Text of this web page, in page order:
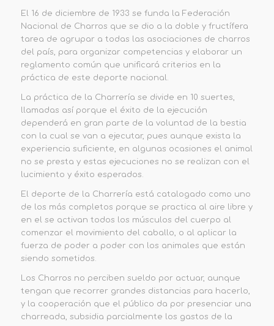
El 16 de diciembre de 1933 se funda la Federación
Nacional de Charros que se dio a la doble y fructífera
tarea de agrupar a todas las asociaciones de charros
del país, para organizar competencias y elaborar un
reglamento común que unificará criterios en la
práctica de este deporte nacional.
La práctica de la Charrería se divide en 10 suertes,
llamadas así porque el éxito de la ejecución
dependerá en gran parte de la voluntad de la bestia
con la cual se van a ejecutar, pues aunque exista la
experiencia suficiente, en algunas ocasiones el animal
no se presta y estas ejecuciones no se realizan con el
lucimiento y éxito esperados.
El deporte de la Charrería está catalogado como uno
de los más completos porque se practica al aire libre y
en el se activan todos los músculos del cuerpo al
comenzar el movimiento del caballo, o al aplicar la
fuerza de poder a poder con los animales que están
siendo sometidos.
Los Charros no perciben sueldo por actuar, aunque
tengan que recorrer grandes distancias para hacerlo,
y la cooperación que el público da por presenciar una
charreada, subsidia parcialmente los gastos de la